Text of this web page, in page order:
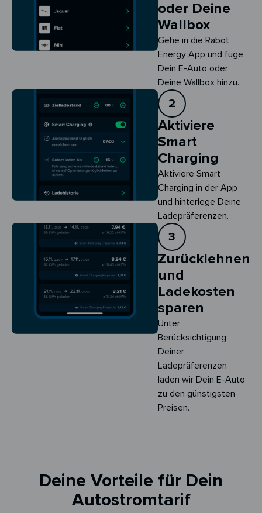
oder Deine
Wallbox
Gehe in die Rabot
Energy App und füge
Dein E-Auto oder
Deine Wallbox hinzu.
2
Aktiviere
Smart
Charging
Aktiviere Smart
Charging in der App
und hinterlege Deine
Ladepräferenzen.
3
Zurücklehnen
und
Ladekosten
sparen
Unter
Berücksichtigung
Deiner
Ladepräferenzen
laden wir Dein E-Auto
zu den günstigsten
Preisen.
Deine Vorteile für Dein
Autostromtarif